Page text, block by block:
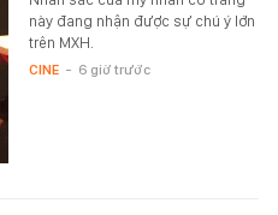
này đang nhận được sự chú ý lớn
trên MXH.
CINE - 6 giờ trước